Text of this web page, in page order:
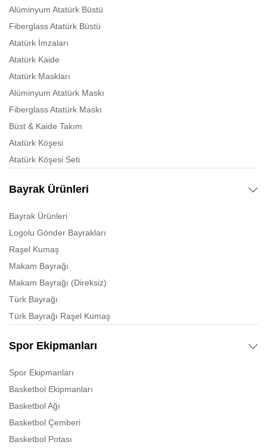
Alüminyum Atatürk Büstü
Fiberglass Atatürk Büstü
Atatürk İmzaları
Atatürk Kaide
Atatürk Maskları
Alüminyum Atatürk Maskı
Fiberglass Atatürk Maskı
Büst & Kaide Takım
Atatürk Köşesi
Atatürk Köşesi Seti
Bayrak Ürünleri
Bayrak Ürünleri
Logolu Gönder Bayrakları
Raşel Kumaş
Makam Bayrağı
Makam Bayrağı (Direksiz)
Türk Bayrağı
Türk Bayrağı Raşel Kumaş
Spor Ekipmanları
Spor Ekipmanları
Basketbol Ekipmanları
Basketbol Ağı
Basketbol Çemberi
Basketbol Potası